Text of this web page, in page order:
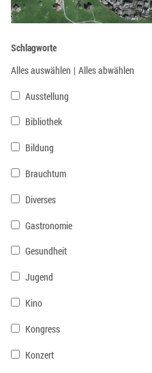
Schlagworte
Alles auswählen | Alles abwählen
Ausstellung
Bibliothek
Bildung
Brauchtum
Diverses
Gastronomie
Gesundheit
Jugend
Kino
Kongress
Konzert